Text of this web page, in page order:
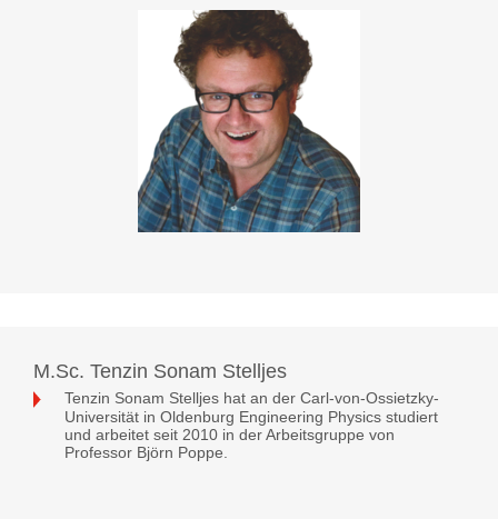
M.Sc. Tenzin Sonam Stelljes
Tenzin Sonam Stelljes hat an der Carl-von-Ossietzky-
Universität in Oldenburg Engineering Physics studiert
und arbeitet seit 2010 in der Arbeitsgruppe von
Professor Björn Poppe.